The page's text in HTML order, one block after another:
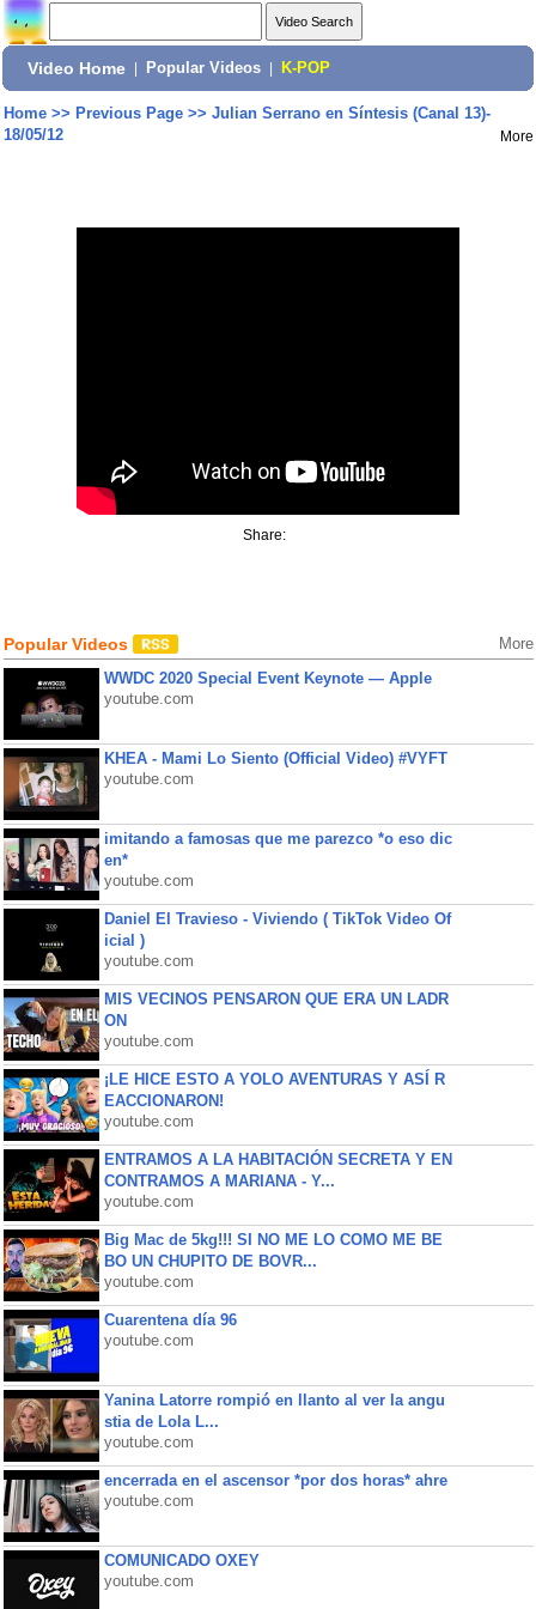
Video Home Popular Videos K-POP
Home>> Previous Page>> Julian Serrano en Síntesis (Canal 13)-
18/05/12
More
Share:
Popular Videos More
WWDC 2020 Special Event Keynote — Apple
youtube.com
KHEA - Mami Lo Siento (Official Video) #VYFT
youtube.com
imitando a famosas que me parezco *o eso dic
en*
youtube.com
Daniel El Travieso - Viviendo ( TikTok Video Of
icial )
youtube.com
MIS VECINOS PENSARON QUE ERA UN LADR
ON
youtube.com
¡LE HICE ESTO A YOLO AVENTURAS Y ASÍ R
EACCIONARON!
youtube.com
ENTRAMOS A LA HABITACIÓN SECRETA Y EN
CONTRAMOS A MARIANA - Y...
youtube.com
Big Mac de 5kg!!! SI NO ME LO COMO ME BE
BO UN CHUPITO DE BOVR...
youtube.com
Cuarentena día 96
youtube.com
Yanina Latorre rompió en llanto al ver la angu
stia de Lola L...
youtube.com
encerrada en el ascensor *por dos horas* ahre
youtube.com
COMUNICADO OXEY
youtube.com